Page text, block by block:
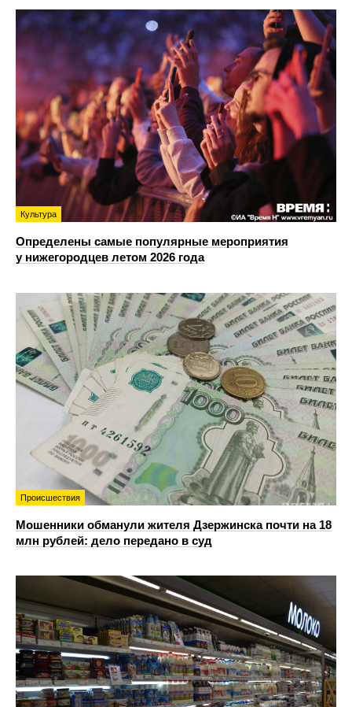
Культура
Определены самые популярные мероприятия
у нижегородцев летом 2026 года
Происшествия
Мошенники обманули жителя Дзержинска почти на 18
млн рублей: дело передано в суд